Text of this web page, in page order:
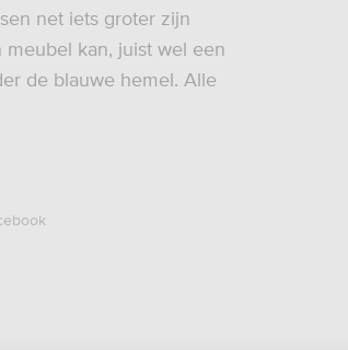
net iets groter zijn
kan, juist wel een
de blauwe hemel. Alle